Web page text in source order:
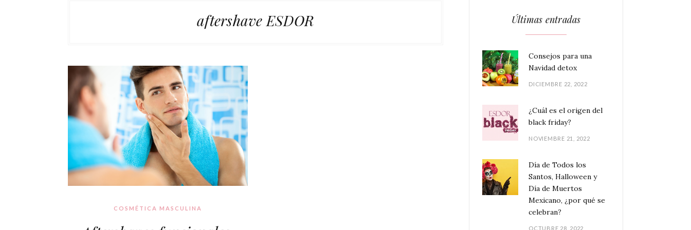
aftershave ESDOR
COSMÉTICA MASCULINA
Últimas entradas
Consejos para una
Navidad detox
DICIEMBRE 22, 2022
¿Cuál es el origen del
black friday?
NOVIEMBRE 21, 2022
Día de Todos los
Santos, Halloween y
Día de Muertos
Mexicano, ¿por qué se
celebran?
OCTUBRE 28, 2022